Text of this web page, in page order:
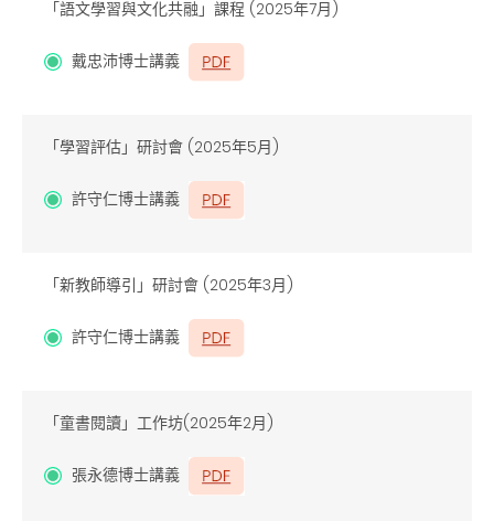
「語文學習與文化共融」課程 (2025年7月)
戴忠沛博士講義
「學習評估」研討會 (2025年5月)
許守仁博士講義
「新教師導引」研討會 (2025年3月)
許守仁博士講義
「童書閱讀」工作坊(2025年2月)
張永德博士講義